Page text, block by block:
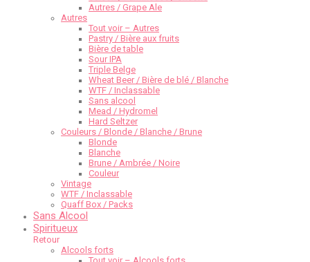
Autres / Grape Ale
Autres
Tout voir – Autres
Pastry / Bière aux fruits
Bière de table
Sour IPA
Triple Belge
Wheat Beer / Bière de blé / Blanche
WTF / Inclassable
Sans alcool
Mead / Hydromel
Hard Seltzer
Couleurs / Blonde / Blanche / Brune
Blonde
Blanche
Brune / Ambrée / Noire
Couleur
Vintage
WTF / Inclassable
Quaff Box / Packs
Sans Alcool
Spiritueux
Retour
Alcools forts